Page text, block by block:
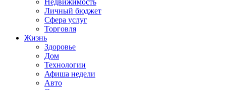
Недвижимость
Личный бюджет
Сфера услуг
Торговля
Жизнь
Здоровье
Дом
Технологии
Афиша недели
Авто